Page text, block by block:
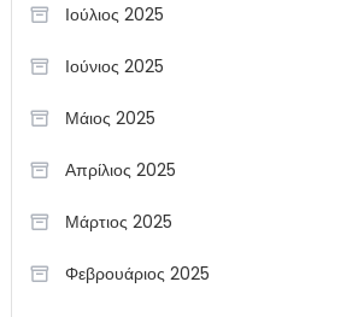
Ιούλιος 2025
Ιούνιος 2025
Μάιος 2025
Απρίλιος 2025
Μάρτιος 2025
Φεβρουάριος 2025